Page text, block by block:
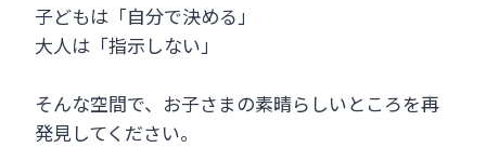
子どもは「自分で決める」
大人は「指示しない」
そんな空間で、お子さまの素晴らしいところを再
発見してください。